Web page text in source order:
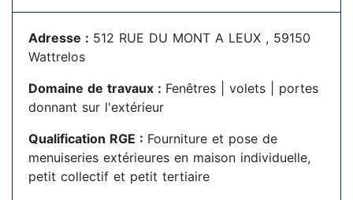
Adresse : 512 RUE DU MONT A LEUX , 59150
Wattrelos
Domaine de travaux : Fenêtres | volets | portes
donnant sur l'extérieur
Qualification RGE : Fourniture et pose de
menuiseries extérieures en maison individuelle,
petit collectif et petit tertiaire